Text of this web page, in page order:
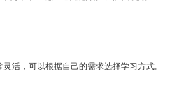
活，可以根据自己的需求选择学习方式。